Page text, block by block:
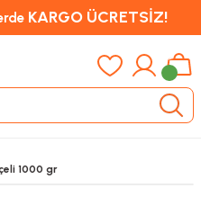
KARGO ÜCRETSİZ!
1000 gr